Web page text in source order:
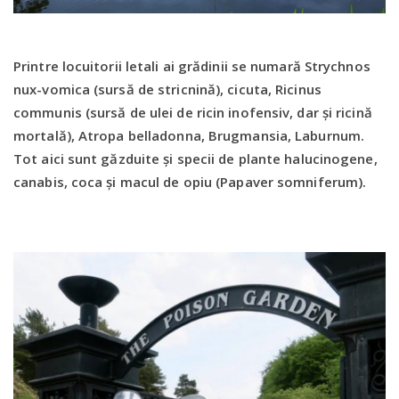
Printre locuitorii letali ai grădinii se numară Strychnos
nux-vomica (sursă de stricnină), cicuta, Ricinus
communis (sursă de ulei de ricin inofensiv, dar și ricină
mortală), Atropa belladonna, Brugmansia, Laburnum.
Tot aici sunt găzduite și specii de plante halucinogene,
canabis, coca și macul de opiu (Papaver somniferum).